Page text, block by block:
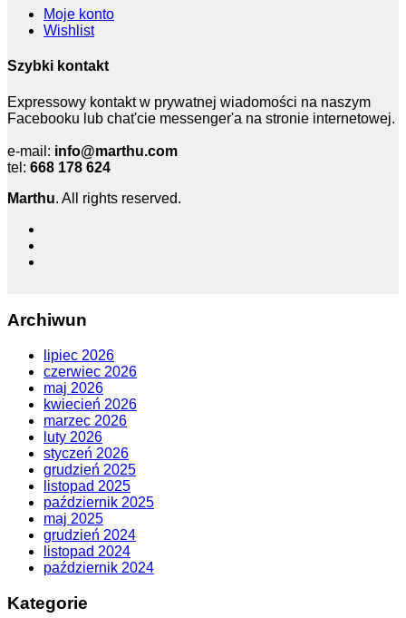
Moje konto
Wishlist
Szybki kontakt
Expressowy kontakt w prywatnej wiadomości na naszym
Facebooku lub chat'cie messenger'a na stronie internetowej.
e-mail: info@marthu.com
tel: 668 178 624
Marthu. All rights reserved.
Archiwun
lipiec 2026
czerwiec 2026
maj 2026
kwiecień 2026
marzec 2026
luty 2026
styczeń 2026
grudzień 2025
listopad 2025
październik 2025
maj 2025
grudzień 2024
listopad 2024
październik 2024
Kategorie